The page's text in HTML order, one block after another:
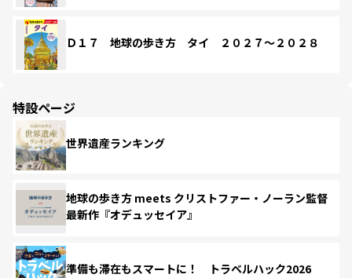
Ｄ１７ 地球の歩き方 タイ ２０２７～２０２８
特設ページ
世界遺産ランキング
地球の歩き方 meets クリストファー・ノーラン監督
最新作『オデュッセイア』
準備も滞在もスマートに！ トラベルハック2026